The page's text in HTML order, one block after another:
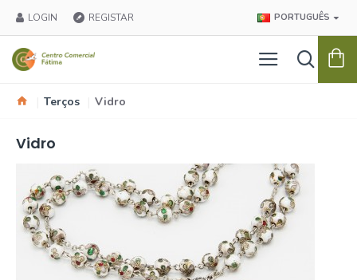
LOGIN REGISTAR PORTUGUÊS
Terços Vidro
Vidro